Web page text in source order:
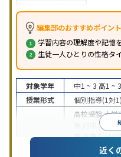
編集部のおすすめポイント
学習内容の理解度や記憶
生徒一人ひとりの性格タ
対象学年 中1 ~ 3 高1 ~ 3
授業形式
個別指導(1対1)
高校受験大学
内申点対策
策推薦入試対
共通テ
近く